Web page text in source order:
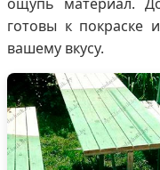
готовы к покраске
вашему вкусу.